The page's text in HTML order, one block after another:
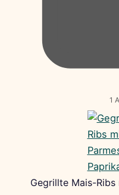
1
Gegrillte Mais-